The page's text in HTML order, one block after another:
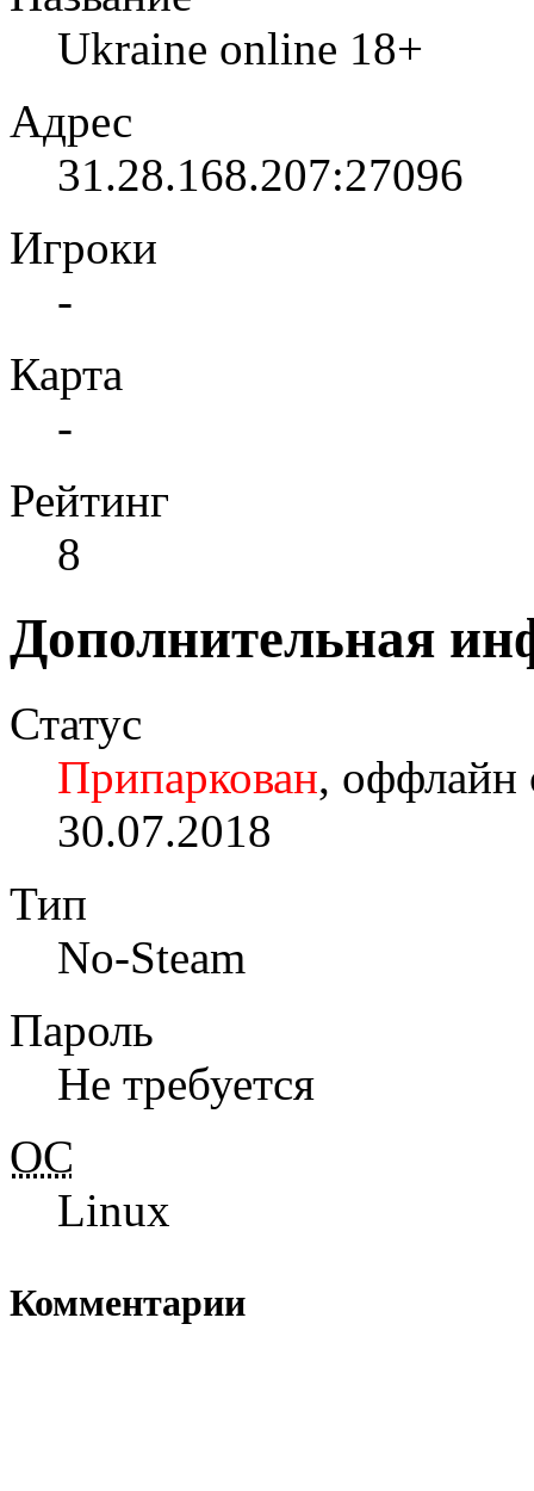
Ukraine online 18+
Адрес
31.28.168.207:27096
Игроки
-
Карта
-
Рейтинг
8
Дополнительная
Статус
Припаркован, оффлайн
30.07.2018
Тип
No-Steam
Пароль
Не требуется
ОС
Linux
Комментарии